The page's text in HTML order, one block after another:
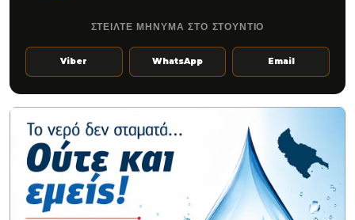
ΣΤΕΙΛΤΕ ΜΗΝΥΜΑ ΣΤΟ ΣΤΟΥΝΤΙΟ
Viber WhatsApp Email